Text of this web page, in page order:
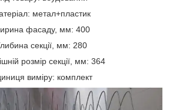
метал+пластик
фасаду, мм: 400
секції, мм: 280
розмір секції, мм: 364
виміру: комплект